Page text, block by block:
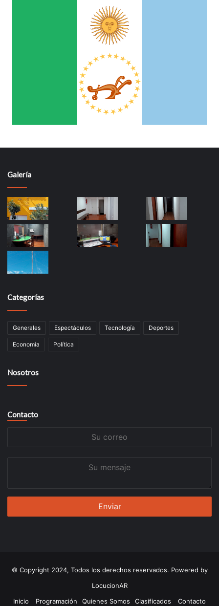
Galería
Categorías
Generales Espectáculos Tecnología Deportes
Economía Política
Nosotros
Contacto
© Copyright 2024, Todos los derechos reservados. Powered by
LocucionAR
Inicio
Programación Quienes Somos Clasificados Contacto